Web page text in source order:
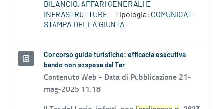
BILANCIO, AFFARI GENERALI E
INFRASTRUTTURE
Tipologia: COMUNICATI
STAMPA DELLA GIUNTA
Concorso guide turistiche: efficacia esecutiva
bando non sospesa dal Tar
Contenuto Web - Data di Pubblicazione 21-
mag-2025 11.18